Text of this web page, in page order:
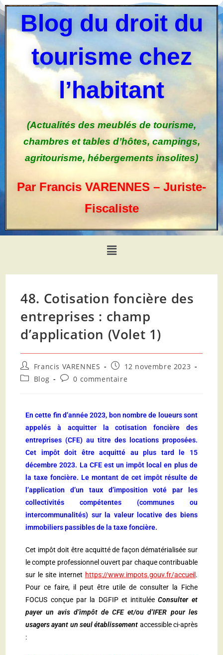
Blog du droit du
tourisme chez
l’habitant
(Actualités des meublés de tourisme,
chambres et tables d’hôtes, campings,
agritourisme, hébergements insolites)
Par Francis VARENNES – Juriste-
Fiscaliste
48. Cotisation foncière des
entreprises : champ
d’application (Volet 1)
Francis VARENNES
12 novembre 2023
Blog
0 commentaire
En cette fin d’année 2023, bon nombre de loueurs sont
appelés à acquitter la cotisation foncière des
entreprises (CFE) au titre des locations proposées.
Cet impôt doit être acquitté au plus tard le 15
décembre 2023. La CFE est un impôt local en plus de
la taxe foncière. Le montant de cet impôt résulte de
l’application d’un taux d’imposition voté par les
collectivités compétentes (communes ou
intercommunalités) sur la valeur locative des biens
immobiliers passibles de la taxe foncière.
Cet impôt doit être acquitté de façon dématérialisée sur
le compte professionnel ouvert par chaque contribuable
sur le site internet https://www.impots.gouv.fr/accueil .
Pour ce faire, il peut être utile de consulter la Fiche
FOCUS conçue par la DGFIP et intituléeConsulter et
payer un avis d’impôt de CFE et/ou d’IFER pour les
usagers ayant un seul établissement accessible ci-après
: